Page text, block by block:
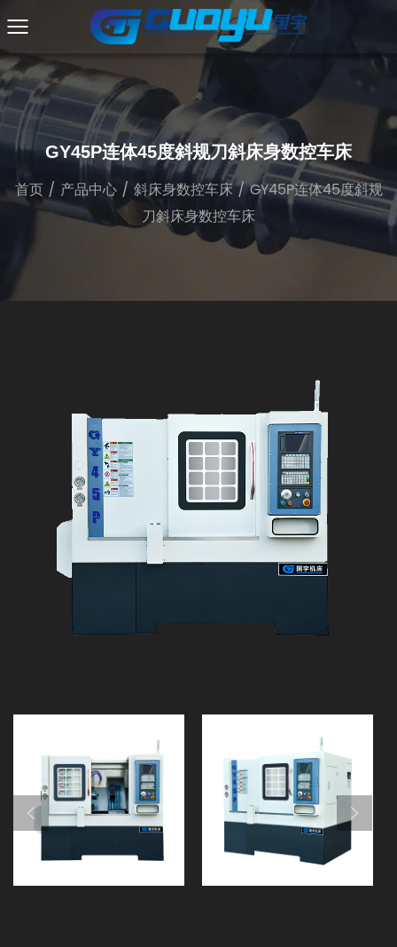
GY45P连体45度斜规刀斜床身数控车床
首页/ 产品中心/ 斜床身数控车床/GY45P连体45度斜规
刀斜床身数控车床